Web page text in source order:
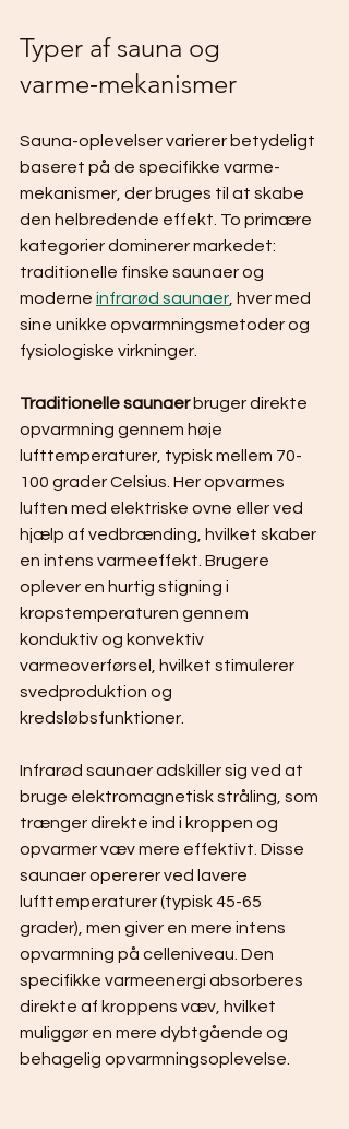
Typer af sauna og
varme‑mekanismer
Sauna-oplevelser varierer betydeligt
baseret på de specifikke varme-
mekanismer, der bruges til at skabe
den helbredende effekt. To primære
kategorier dominerer markedet:
traditionelle finske saunaer og
moderne infrarød saunaer , hver med
sine unikke opvarmningsmetoder og
fysiologiske virkninger.
Traditionelle saunaer bruger direkte
opvarmning gennem høje
lufttemperaturer, typisk mellem 70-
100 grader Celsius. Her opvarmes
luften med elektriske ovne eller ved
hjælp af vedbrænding, hvilket skaber
en intens varmeeffekt. Brugere
oplever en hurtig stigning i
kropstemperaturen gennem
konduktiv og konvektiv
varmeoverførsel, hvilket stimulerer
svedproduktion og
kredsløbsfunktioner.
Infrarød saunaer adskiller sig ved at
bruge elektromagnetisk stråling, som
trænger direkte ind i kroppen og
opvarmer væv mere effektivt. Disse
saunaer opererer ved lavere
lufttemperaturer (typisk 45-65
grader), men giver en mere intens
opvarmning på celleniveau. Den
specifikke varmeenergi absorberes
direkte af kroppens væv, hvilket
muliggør en mere dybtgående og
behagelig opvarmningsoplevelse.